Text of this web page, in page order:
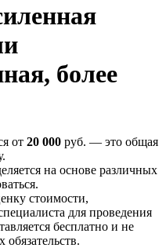
более
от 20 000 руб. — это общая
на основе различных
стоимости,
для проведения
бесплатно и не